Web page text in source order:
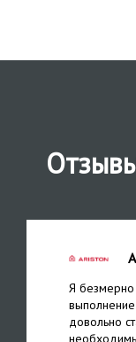
Я безмерно
довольно